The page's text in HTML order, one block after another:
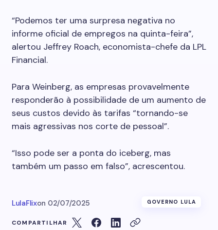
“Podemos ter uma surpresa negativa no
informe oficial de empregos na quinta-feira”,
alertou Jeffrey Roach, economista-chefe da LPL
Financial.
Para Weinberg, as empresas provavelmente
responderão à possibilidade de um aumento de
seus custos devido às tarifas “tornando-se
mais agressivas nos corte de pessoal”.
“Isso pode ser a ponta do iceberg, mas
também um passo em falso”, acrescentou.
LulaFlixon 02/07/2025 GOVERNO LULA
COMPARTILHAR